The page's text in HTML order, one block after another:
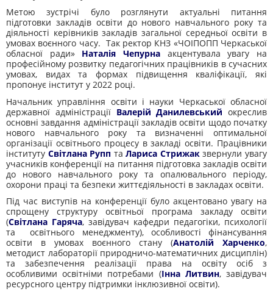
Метою зустрічі було розглянути актуальні питання
підготовки закладів освіти до нового навчального року та
діяльності керівників закладів загальної середньої освіти в
умовах воєнного часу. Так ректор КНЗ «ЧОІПОПП Черкаської
обласної ради» Наталія Чепурна акцентувала увагу на
професійному розвитку педагогічних працівників в сучасних
умовах, видах та формах підвищення кваліфікації, які
пропонує інститут у 2022 році.
Начальник управління освіти і науки Черкаської обласної
державної адміністрації Валерій Данилевський окреслив
основні завдання адміністрації закладів освіти щодо початку
нового навчального року та визначенні оптимальної
організації освітнього процесу в закладі освіти. Працівники
інституту Світлана Рупп таЛариса Стрижакзвернули увагу
учасників конференції на питання підготовка закладів освіти
до нового навчального року та опалювального періоду,
охорони праці та безпеки життєдіяльності в закладах освіти.
Під час виступів на конференції було акцентовано увагу на
спрощену структуру освітньої програма закладу освіти
(Світлана Гаряча, завідувач кафедри педагогіки, психології
та освітнього менеджменту), особливості фінансування
освіти в умовах воєнного стану (Анатолій Харченко,
методист лабораторії природничо-математичних дисциплін)
та забезпечення реалізації права на освіту осіб з
особливими освітніми потребами (Інна Литвин, завідувач
ресурсного центру підтримки інклюзивної освіти).